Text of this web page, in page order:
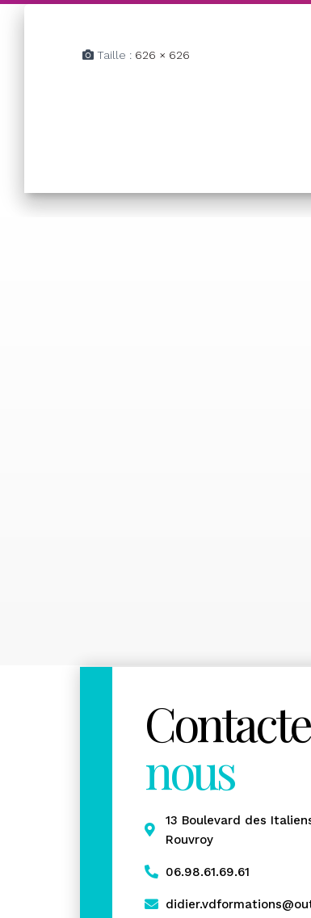
Taille : 626 × 626
nous
13 Boulevard des
Rouvroy
06.98.61.69.61